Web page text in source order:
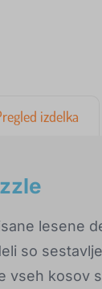
izdelka
lesene
so
vseh kosov